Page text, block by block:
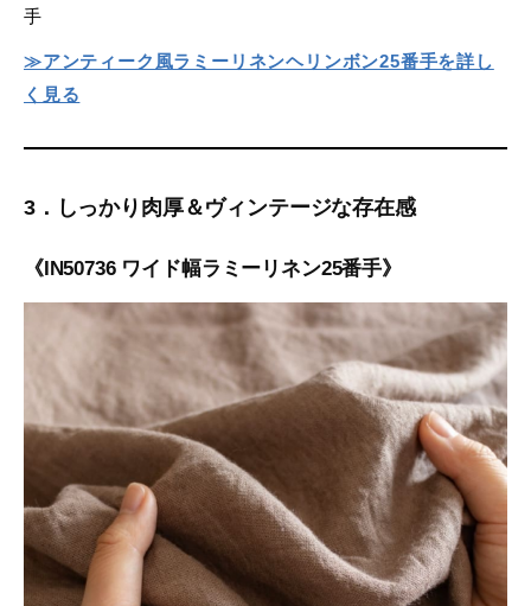
手
≫アンティーク風ラミーリネンヘリンボン25番手を詳し
く見る
3．しっかり肉厚＆ヴィンテージな存在感
《IN50736 ワイド幅ラミーリネン25番手》